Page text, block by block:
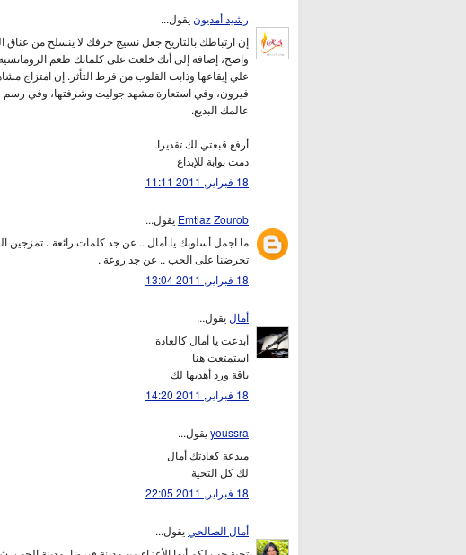
رشيد أمديونيقول...
إن ارتباطك بالتاريخ جعل نسيج حرفك لا ينسلخ من
واضح، إضافة إلى أنك خلعت على كلماتك طعم
علي إيقاعها وذابت القلوب من فرط التأثر. إن امتزاج
فيرون، وفي استعارة مشهد جوليت وشرفتها، وفي رسم
عالمك البديع.
أرفع قبعتي لك تقديرا.
دمت بوابة للإبداع
18 فبراير, 2011 11:11
Emtiaz Zourob يقول...
ما اجمل أسلوبك يا أمال .. عن جد كلمات رائعة ، تمزجين
تحرضنا على الحب .. عن جد روعة .
18 فبراير, 2011 13:04
أمال يقول...
أبدعت يا أمال كالعادة
استمتعت هنا
باقة ورد أهديها لك
18 فبراير, 2011 14:20
youssraيقول...
مبدعة كعادتك أمال
لك كل التحية
18 فبراير, 2011 22:05
أمال الصالحييقول...